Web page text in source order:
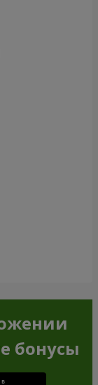
бонусы